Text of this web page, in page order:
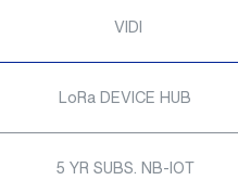
VIDI
LoRa DEVICE HUB
5 YR SUBS. NB-IOT